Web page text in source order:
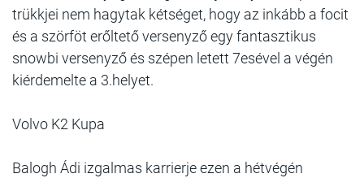
trükkjei nem hagytak kétséget, hogy az inkább a focit
és a szörföt erőltető versenyző egy fantasztikus
snowbi versenyző és szépen letett 7esével a végén
kiérdemelte a 3.helyet.
Volvo K2 Kupa
Balogh Ádi izgalmas karrierje ezen a hétvégén